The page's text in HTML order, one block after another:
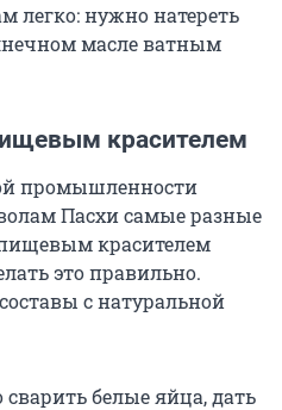
легко: нужно натереть
масле ватным
красителем
промышленности
Пасхи самые разные
красителем
это правильно.
с натуральной
белые яйца, дать